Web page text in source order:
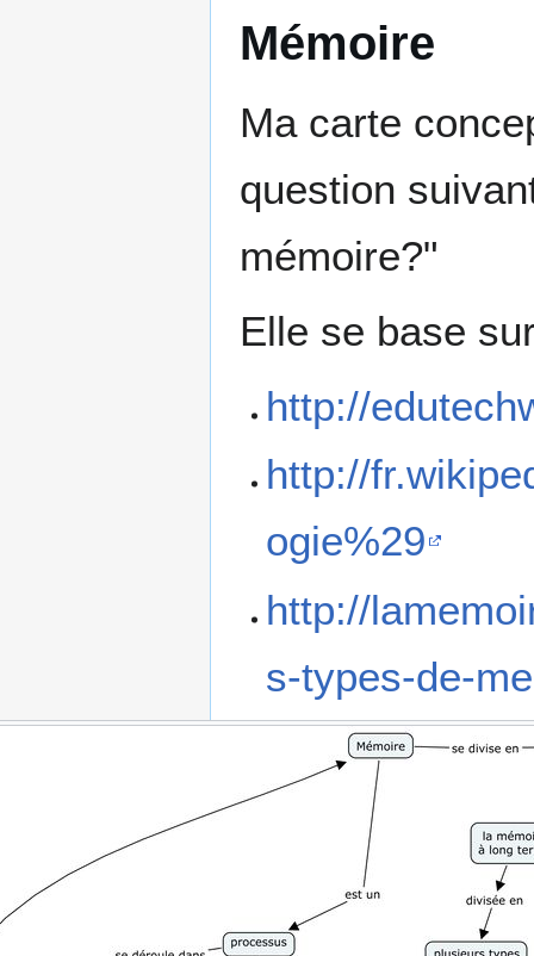
Mémoire
Ma carte
question
mémoire?"
Elle se base
http://
http://
ogie%29
http://
s-types-de-